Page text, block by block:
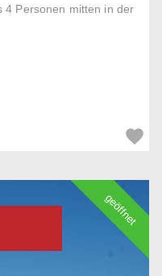
4 Personen mitten in der
geöffnet